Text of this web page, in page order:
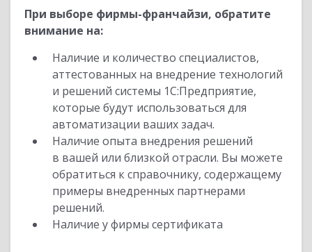
При выборе фирмы-франчайзи, обратите
внимание на:
Наличие и количество специалистов,
аттестованных на внедрение технологий
и решений системы 1С:Предприятие,
которые будут использоваться для
автоматизации ваших задач.
Наличие опыта внедрения решений
в вашей или близкой отрасли. Вы можете
обратиться к справочнику, содержащему
примеры внедренных партнерами
решений.
Наличие у фирмы сертификата